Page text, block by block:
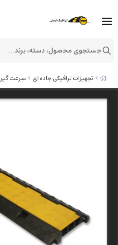
تجهیزات ترافیکی جاده ای سرعت گیر
جستجوی محصول، دسته، برند...